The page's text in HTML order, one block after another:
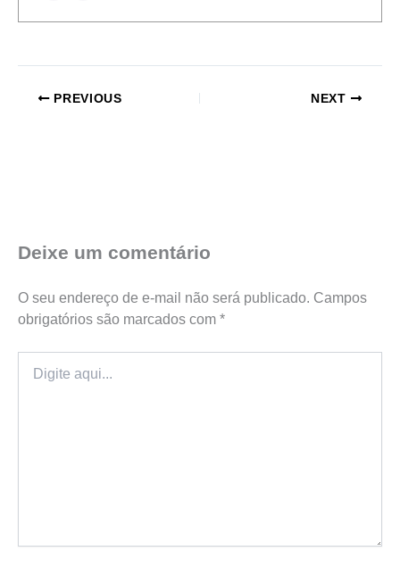
PREVIOUS NEXT
Deixe um comentário
O seu endereço de e-mail não será publicado. Campos
obrigatórios são marcados com *
aqui...